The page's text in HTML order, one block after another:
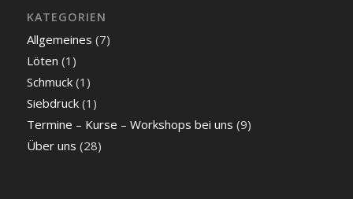
KATEGORIEN
Allgemeines (7)
Löten (1)
Schmuck(1)
Siebdruck(1)
Termine – Kurse – Workshops bei uns (9)
Über uns (28)